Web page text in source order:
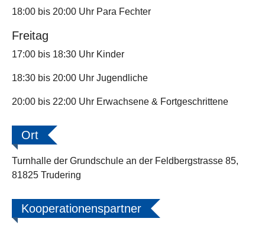
18:00 bis 20:00 Uhr Para Fechter
Freitag
17:00 bis 18:30 Uhr Kinder
18:30 bis 20:00 Uhr Jugendliche
20:00 bis 22:00 Uhr Erwachsene & Fortgeschrittene
Ort
Turnhalle der Grundschule an der Feldbergstrasse 85,
81825 Trudering
Kooperationenspartner